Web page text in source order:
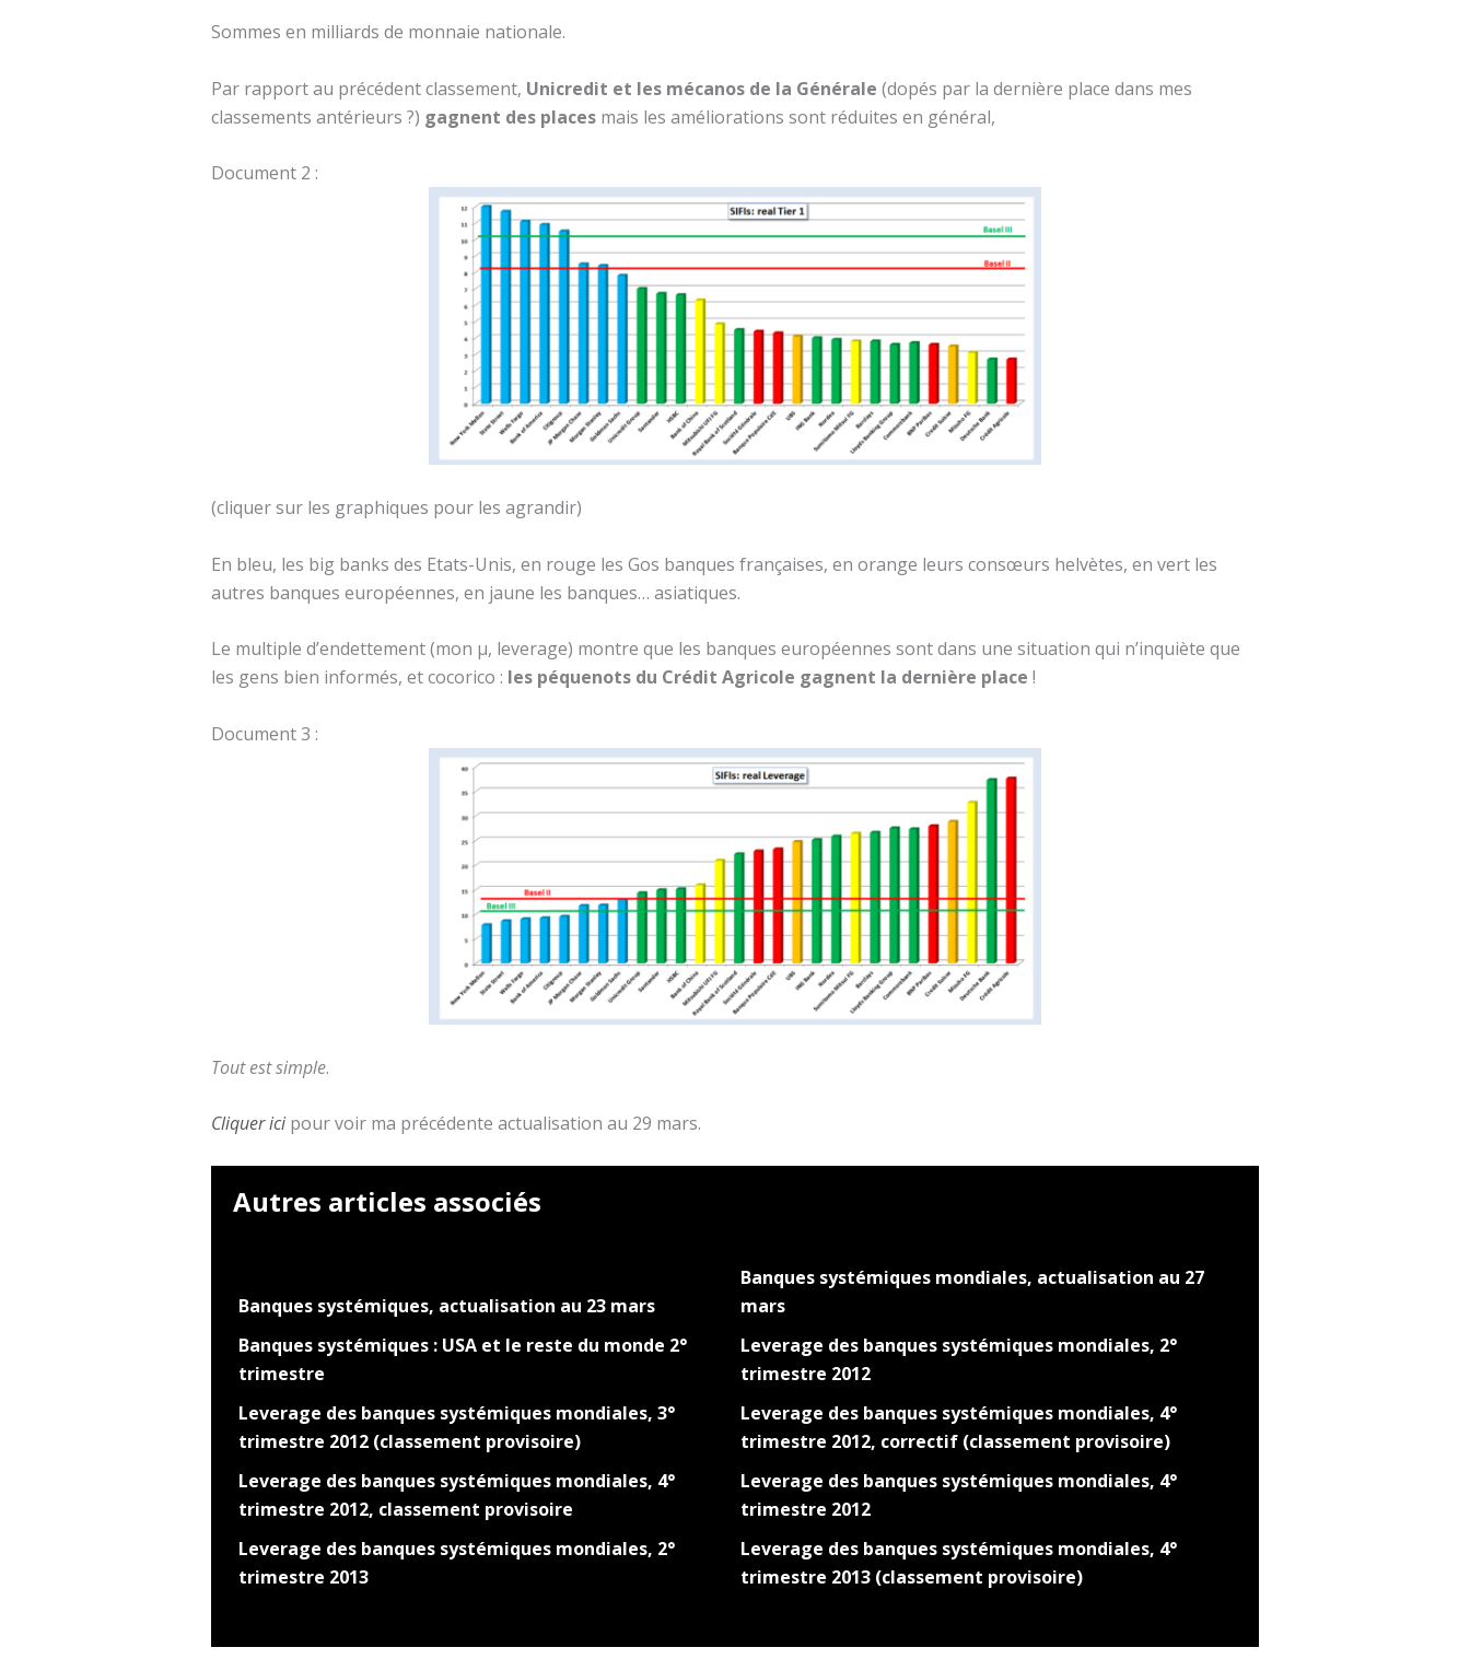
Sommes en milliards de monnaie nationale.
Par rapport au précédent classement, Unicredit et les mécanos de la Générale (dopés par la dernière place dans mes
classements antérieurs ?) gagnent des places mais les améliorations sont réduites en général,
Document 2 :
(cliquer sur les graphiques pour les agrandir)
En bleu, les big banks des Etats-Unis, en rouge les Gos banques françaises, en orange leurs consœurs helvètes, en vert les
autres banques européennes, en jaune les banques… asiatiques.
Le multiple d’endettement (mon µ, leverage) montre que les banques européennes sont dans une situation qui n’inquiète que
les gens bien informés, et cocorico : les péquenots du Crédit Agricole gagnent la dernière place !
Document 3 :
Tout est simple.
Cliquer ici pour voir ma précédente actualisation au 29 mars.
Autres articles associés
Banques systémiques, actualisation au 23 mars
Banques systémiques mondiales, actualisation au 27
mars
Banques systémiques : USA et le reste du monde 2°
trimestre
Leverage des banques systémiques mondiales, 2°
trimestre 2012
Leverage des banques systémiques mondiales, 3°
trimestre 2012 (classement provisoire)
Leverage des banques systémiques mondiales, 4°
trimestre 2012, correctif (classement provisoire)
Leverage des banques systémiques mondiales, 4°
trimestre 2012, classement provisoire
Leverage des banques systémiques mondiales, 4°
trimestre 2012
Leverage des banques systémiques mondiales, 2°
trimestre 2013
Leverage des banques systémiques mondiales, 4°
trimestre 2013 (classement provisoire)